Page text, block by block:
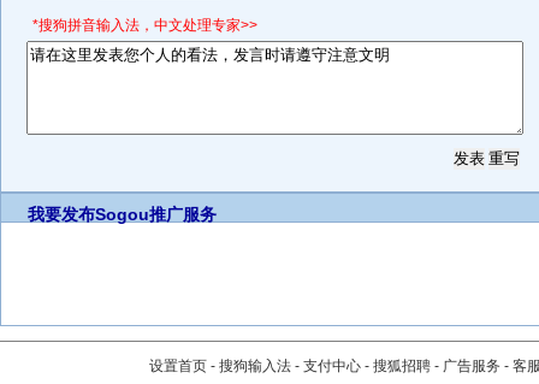
*搜狗拼音输入法，中文处理专家>>
我要发布Sogou推广服务
设置首页 - 搜狗输入法 - 支付中心 - 搜狐招聘 - 广告服务 - 客